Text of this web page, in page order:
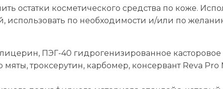
остатки косметического средства по коже.
использовать по необходимости и/или по
ПЭГ-40 гидрогенизированное касторовое
троксерутин, карбомер, консервант Reva Pro